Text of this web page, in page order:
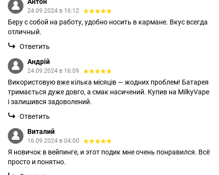
24.09.2024 в 16:12
Беру с собой на работу, удобно носить в кармане. Вкус всегда
отличный.
Ответить
Андрій
24.09.2024 в 16:09
Використовую вже кілька місяців — жодних проблем! Батарея
тримається дуже довго, а смак насичений. Купив на MilkyVape
і залишився задоволений.
Ответить
Виталий
16.09.2024 в 04:00
Я новичок в вейпинге, и этот подик мне очень понравился. Всё
просто и понятно.